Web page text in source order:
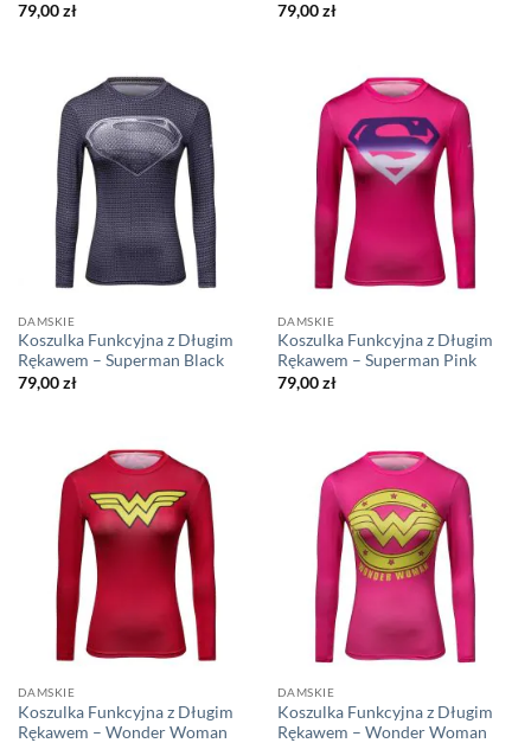
79,00zł
79,00zł
DAMSKIE
Koszulka Funkcyjna z Długim
Rękawem – Superman Black
79,00zł
DAMSKIE
Koszulka Funkcyjna z Długim
Rękawem – Superman Pink
79,00zł
DAMSKIE
Koszulka Funkcyjna z Długim
Rękawem – Wonder Woman
DAMSKIE
Koszulka Funkcyjna z Długim
Rękawem – Wonder Woman